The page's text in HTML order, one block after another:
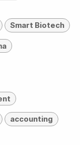
Smart Biotech
accounting